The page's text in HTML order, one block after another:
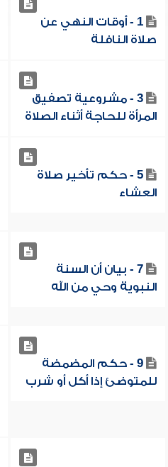
1 - أوقات النهي عن
صلاة النافلة
3 - مشروعية تصفيق
المرأة للحاجة أثناء الصلاة
5 - حكم تأخير صلاة
العشاء
7 - بيان أن السنة
النبوية وحي من الله
9 - حكم المضمضة
للمتوضئ إذا أكل أو شرب